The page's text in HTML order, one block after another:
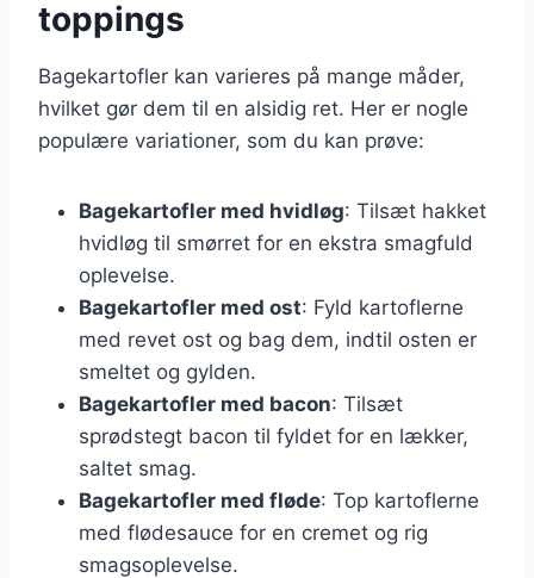
toppings
Bagekartofler kan varieres på mange måder,
hvilket gør dem til en alsidig ret. Her er nogle
populære variationer, som du kan prøve:
Bagekartofler med hvidløg: Tilsæt hakket
hvidløg til smørret for en ekstra smagfuld
oplevelse.
Bagekartofler med ost: Fyld kartoflerne
med revet ost og bag dem, indtil osten er
smeltet og gylden.
Bagekartofler med bacon: Tilsæt
sprødstegt bacon til fyldet for en lækker,
saltet smag.
Bagekartofler med fløde: Top kartoflerne
med flødesauce for en cremet og rig
smagsoplevelse.